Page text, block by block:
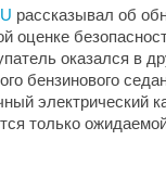
рассказывал об
оценке
оказался в
бензинового
электрический
только